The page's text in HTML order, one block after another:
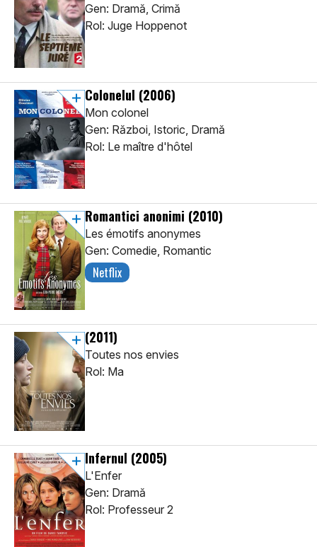
Gen: Dramă, Crimă
Rol: Juge Hoppenot
Colonelul (2006)
Mon colonel
Gen: Război, Istoric, Dramă
Rol: Le maître d'hôtel
Romantici anonimi (2010)
Les émotifs anonymes
Gen: Comedie, Romantic
Netflix
(2011)
Toutes nos envies
Rol: Ma
Infernul (2005)
L'Enfer
Gen: Dramă
Rol: Professeur 2